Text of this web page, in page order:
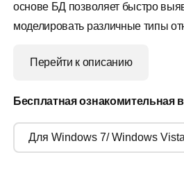
основе БД позволяет быстро
моделировать различные типы
Перейти к описанию
Бесплатная ознакомительная
Для Windows 7/ Windows